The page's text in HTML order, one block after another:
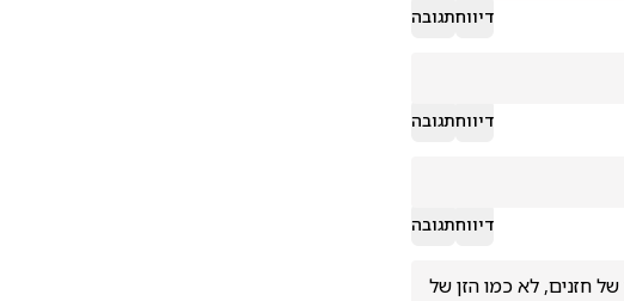
דיווחתגובה
דיווחתגובה
דיווחתגובה
החזן שהכי מזכיר היום את יוסלה זה מוטי, כל החזנים האחרים זה זן אחר של חזנים, לא כמו הזן של